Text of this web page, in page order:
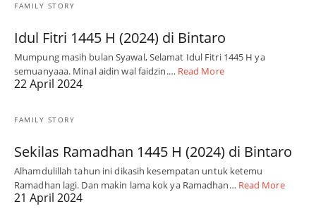
FAMILY STORY
Idul Fitri 1445 H (2024) di Bintaro
Mumpung masih bulan Syawal, Selamat Idul Fitri 1445 H ya
semuanyaaa. Minal aidin wal faidzin.… Read More
22 April 2024
FAMILY STORY
Sekilas Ramadhan 1445 H (2024) di Bintaro
Alhamdulillah tahun ini dikasih kesempatan untuk ketemu
Ramadhan lagi. Dan makin lama kok ya Ramadhan… Read More
21 April 2024